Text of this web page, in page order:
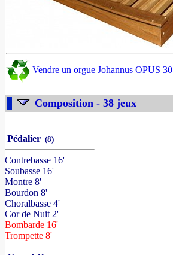
Vendre un orgue Johannus OPUS 30
Composition - 38 jeux
Pédalier (8)
Contrebasse 16'
Soubasse 16'
Montre 8'
Bourdon 8'
Choralbasse 4'
Cor de Nuit 2'
Bombarde 16'
Trompette 8'